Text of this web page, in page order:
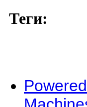
Теги: